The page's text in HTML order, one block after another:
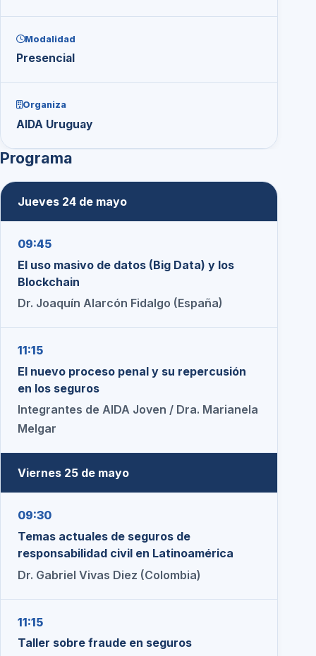
Modalidad
Presencial
Organiza
AIDA Uruguay
Programa
Jueves 24 de mayo
09:45
El uso masivo de datos (Big Data) y los
Blockchain
Dr. Joaquín Alarcón Fidalgo (España)
11:15
El nuevo proceso penal y su repercusión
en los seguros
Integrantes de AIDA Joven / Dra. Marianela
Melgar
Viernes 25 de mayo
09:30
Temas actuales de seguros de
responsabilidad civil en Latinoamérica
Dr. Gabriel Vivas Diez (Colombia)
11:15
Taller sobre fraude en seguros